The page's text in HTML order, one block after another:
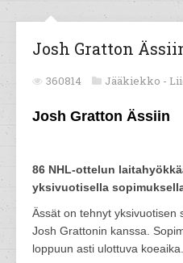
Josh Gratton
360814 Jääkiekko -
Josh Gratton Ässiin
86 NHL-ottelun
yksivuotisella
Ässät on tehnyt yksivuotisen
Josh Grattonin kanssa.
loppuun asti ulottuva koeaika.